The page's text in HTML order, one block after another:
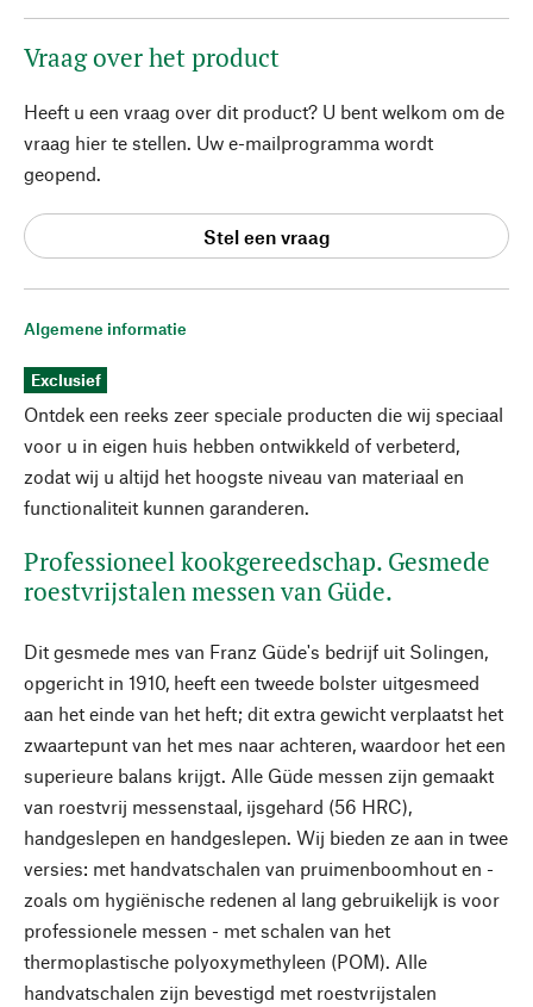
Algemene informatie
Exclusief
Ontdek een reeks zeer speciale producten die wij speciaal
voor u in eigen huis hebben ontwikkeld of verbeterd,
zodat wij u altijd het hoogste niveau van materiaal en
functionaliteit kunnen garanderen.
Professioneel kookgereedschap. Gesmede
roestvrijstalen messen van Güde.
Dit gesmede mes van Franz Güde's bedrijf uit Solingen,
opgericht in 1910, heeft een tweede bolster uitgesmeed
aan het einde van het heft; dit extra gewicht verplaatst het
zwaartepunt van het mes naar achteren, waardoor het een
superieure balans krijgt. Alle Güde messen zijn gemaakt
van roestvrij messenstaal, ijsgehard (56 HRC),
handgeslepen en handgeslepen. Wij bieden ze aan in twee
versies: met handvatschalen van pruimenboomhout en -
zoals om hygiënische redenen al lang gebruikelijk is voor
professionele messen - met schalen van het
thermoplastische polyoxymethyleen (POM). Alle
handvatschalen zijn bevestigd met roestvrijstalen
Vraag over het product
Heeft u een vraag over dit product? U bent welkom om de
vraag hier te stellen. Uw e-mailprogramma wordt
geopend.
Stel een vraag